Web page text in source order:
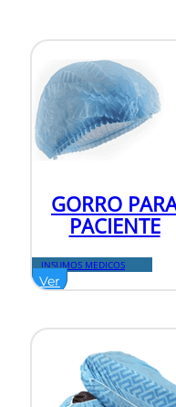
GORRO
PACIENTE
INSUMOS MEDICOS
Ver